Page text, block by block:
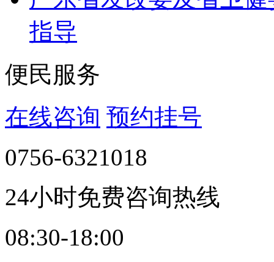
指导
便民服务
在线咨询 预约挂号
0756-6321018
24小时免费咨询热线
08:30-18:00